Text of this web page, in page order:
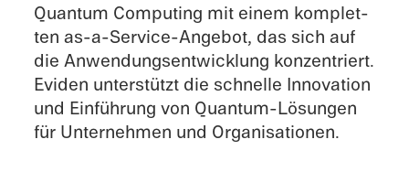
Quantum Comput­ing mit einem komplet­
ten as-a-Service-Angebot, das sich auf
die Anwen­dungsen­twick­lung konzen­tri­ert.
Eviden unter­stützt die schnelle Innova­tion
und Einführung von Quantum-Lösungen
für Unternehmen und Organisationen.